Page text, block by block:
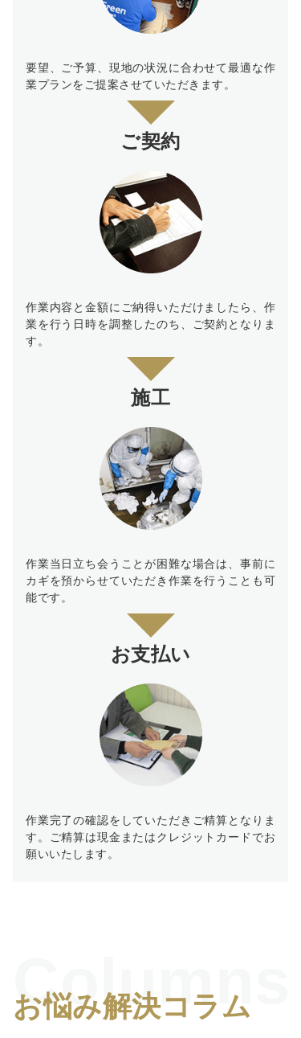
要望、ご予算、現地の状況に合わせて最適な作
業プランをご提案させていただきます。
ご契約
作業内容と金額にご納得いただけましたら、作
業を行う日時を調整したのち、ご契約となりま
す。
施工
作業当日立ち会うことが困難な場合は、事前に
カギを預からせていただき作業を行うことも可
能です。
お支払い
作業完了の確認をしていただきご精算となりま
す。ご精算は現金またはクレジットカードでお
願いいたします。
お悩み解決コラム
Columns